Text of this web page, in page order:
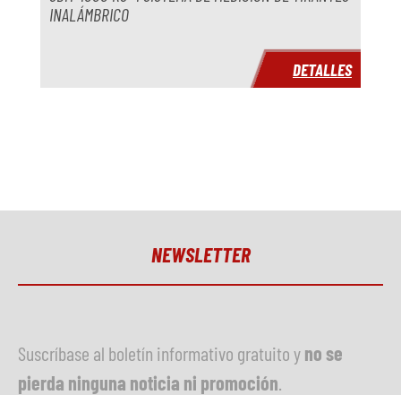
inmediatamente
a petición
INALÁMBRICO
DETALLES
NEWSLETTER
Suscríbase al boletín informativo gratuito yno se
pierda ninguna noticia ni promoción